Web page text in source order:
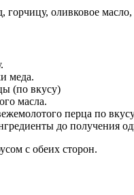
оливковое масло,
меда.
(по вкусу)
масла.
перца по
до получения
с обеих сторон.